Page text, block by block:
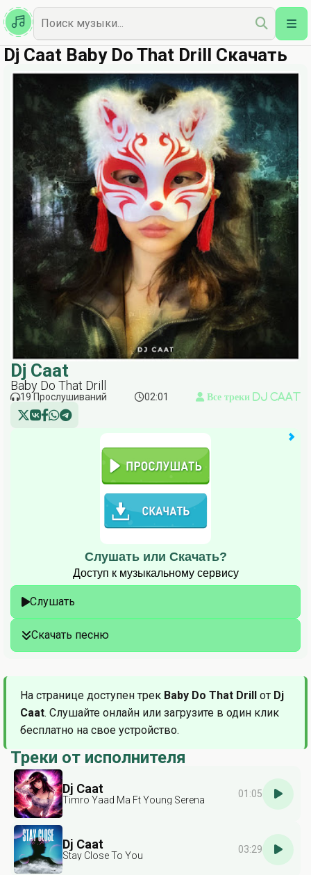
Казахская
Наш Топ
Dj Caat Baby Do That Drill Скачать
Dj Caat
Baby Do That Drill
19 Прослушиваний 02:01 Все треки Dj Caat
Слушать или Скачать?
Доступ к музыкальному сервису
Слушать
Скачать песню
На странице доступен трек Baby Do That Drill от Dj
Caat. Слушайте онлайн или загрузите в один клик
бесплатно на свое устройство.
Треки от исполнителя
Dj Caat
Timro Yaad Ma Ft Young Serena
01:05
Dj Caat
Stay Close To You
03:29